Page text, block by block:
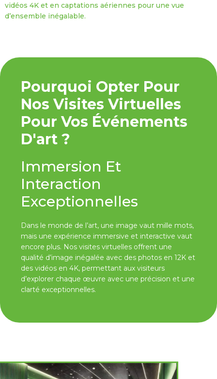
vidéos 4K et en captations aériennes pour une vue
d’ensemble inégalable.
Pourquoi Opter Pour
Nos Visites Virtuelles
Pour Vos Événements
D'art ?
Immersion Et
Interaction
Exceptionnelles
Dans le monde de l’art, une image vaut mille mots,
mais une expérience immersive et interactive vaut
encore plus. Nos visites virtuelles offrent une
qualité d’image inégalée avec des photos en 12K et
des vidéos en 4K, permettant aux visiteurs
d’explorer chaque œuvre avec une précision et une
clarté exceptionnelles.